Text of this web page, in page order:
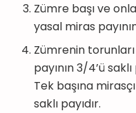
Zümre başı ve
yasal miras
Zümrenin
payının 3/4’ü saklı
Tek başına
saklı payıdır.